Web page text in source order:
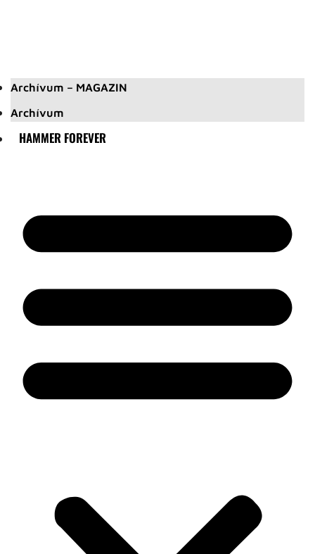
Archívum – MAGAZIN
Archívum
HAMMER FOREVER